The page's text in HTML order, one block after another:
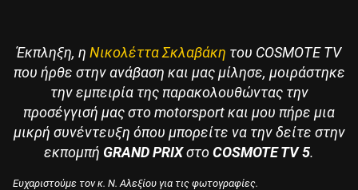
Έκπληξη, η Νικολέττα Σκλαβάκη του COSMOTE TV
που ήρθε στην ανάβαση και μας μίλησε, μοιράστηκε
την εμπειρία της παρακολουθώντας την
προσέγγισή μας στο motorsport και μου πήρε μια
μικρή συνέντευξη όπου μπορείτε να την δείτε στην
εκπομπή GRAND PRIXστοCOSMOTE TV 5.
Ευχαριστούμε τον κ. Ν. Αλεξίου για τις φωτογραφίες.